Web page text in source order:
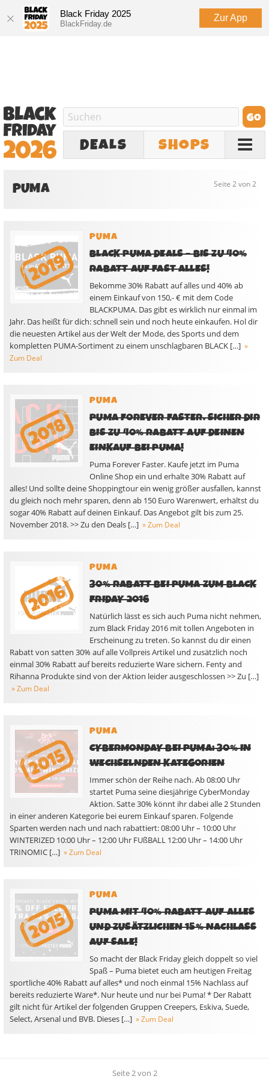
Black Friday 2025
BlackFriday.de
Zur App
DEALS SHOPS
Seite 2 von 2
PUMA
PUMA
BLACK PUMA DEALS – BIS ZU 40%
RABATT AUF FAST ALLES!
Bekomme 30% Rabatt auf alles und 40% ab
einem Einkauf von 150,- € mit dem Code
BLACKPUMA. Das gibt es wirklich nur einmal im
Jahr. Das heißt für dich: schnell sein und noch heute einkaufen. Hol dir
die neuesten Artikel aus der Welt der Mode, des Sports und dem
kompletten PUMA-Sortiment zu einem unschlagbaren BLACK […] »
Zum Deal
PUMA
PUMA FOREVER FASTER. SICHER DIR
BIS ZU 40% RABATT AUF DEINEN
EINKAUF BEI PUMA!
Puma Forever Faster. Kaufe jetzt im Puma
Online Shop ein und erhalte 30% Rabatt auf
alles! Und sollte deine Shoppingtour ein wenig größer ausfallen, kannst
du gleich noch mehr sparen, denn ab 150 Euro Warenwert, erhältst du
sogar 40% Rabatt auf deinen Einkauf. Das Angebot gilt bis zum 25.
November 2018. >> Zu den Deals […] » Zum Deal
PUMA
30% RABATT BEI PUMA ZUM BLACK
FRIDAY 2016
Natürlich lässt es sich auch Puma nicht nehmen,
zum Black Friday 2016 mit tollen Angeboten in
Erscheinung zu treten. So kannst du dir einen
Rabatt von satten 30% auf alle Vollpreis Artikel und zusätzlich noch
einmal 30% Rabatt auf bereits reduzierte Ware sichern. Fenty and
Rihanna Produkte sind von der Aktion leider ausgeschlossen >> Zu […]
» Zum Deal
PUMA
CYBERMONDAY BEI PUMA: 30% IN
WECHSELNDEN KATEGORIEN
Immer schön der Reihe nach. Ab 08:00 Uhr
startet Puma seine diesjährige CyberMonday
Aktion. Satte 30% könnt ihr dabei alle 2 Stunden
in einer anderen Kategorie bei eurem Einkauf sparen. Folgende
Sparten werden nach und nach rabattiert: 08:00 Uhr – 10:00 Uhr
WINTERIZED 10:00 Uhr – 12:00 Uhr FUßBALL 12:00 Uhr – 14:00 Uhr
TRINOMIC […] » Zum Deal
PUMA
PUMA MIT 40% RABATT AUF ALLES
UND ZUSÄTZLICHEN 15% NACHLASS
AUF SALE!
So macht der Black Friday gleich doppelt so viel
Spaß – Puma bietet euch am heutigen Freitag
sportliche 40% Rabatt auf alles* und noch einmal 15% Nachlass auf
bereits reduzierte Ware*. Nur heute und nur bei Puma! * Der Rabatt
gilt nicht für Artikel der folgenden Gruppen Creepers, Eskiva, Suede,
Select, Arsenal und BVB. Dieses […] » Zum Deal
Seite 2 von 2